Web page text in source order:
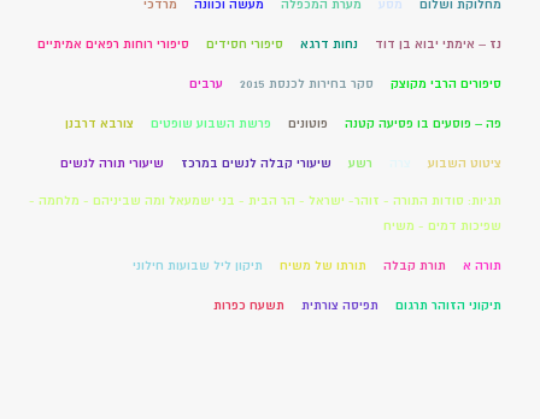
מחלוקת ושלום מסע מערת המכפלה מעשה וכוונה מרדכי
נז – אימתי יבוא בן דוד נחות דרגא סיפורי חסידים סיפורי רוחות רפאים אמיתיים
סיפורים הרבי מקוצק סקר בחירות לכנסת 2015 ערבים
פה – פוסעים בו פסיעה קטנה פוטונים פרשת השבוע שופטים צורבא דרבנן
ציטוט השבוע רשע שיעורי קבלה לנשים במרכז שיעורי תורה לנשים
תגיות: סודות התורה - זוהר- ישראל - הר הבית - בני ישמעאל ומה שביניהם - מלחמה -
שפיכות דמים - משיח
תורה א תורת קבלה תורתו של משיח תיקון ליל שבועות חילוני
תיקוני הזוהר תרגום תפיסה צורתית תשעח כפרות